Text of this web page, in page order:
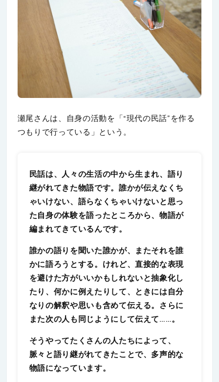
瀬尾さんは、自身の活動を「“現代の民話”を作る
つもりで行っている」という。
民話は、人々の生活の中から生まれ、語り
継がれてきた物語です。誰かが伝えなくち
ゃいけない、語らなくちゃいけないと思っ
た自身の体験を語ったところから、物語が
編まれてきているんです。
誰かの語りを聞いた誰かが、またそれを誰
かに語ろうとする。けれど、直接的な表現
を避けた方がいいかもしれないと抽象化し
たり、何かに例えたりして、ときには自分
なりの解釈や思いも含めて伝える。さらに
また次の人も同じようにして伝えて……。
そうやってたくさんの人たちによって、
脈々と語り継がれてきたことで、多声的な
物語になっています。